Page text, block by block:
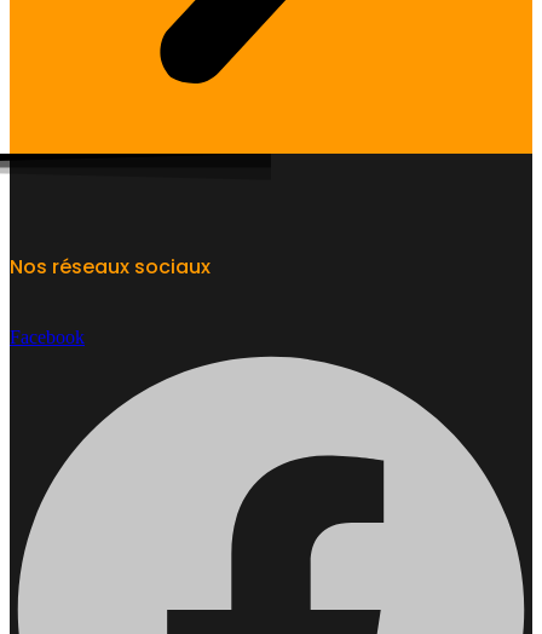
Nos réseaux sociaux
Facebook